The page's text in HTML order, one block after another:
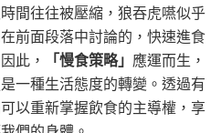
間往往被壓縮，狼吞虎嚥似乎
前面段落中討論的，快速進食
此，
「慢食策略」 應運而生，
一種生活態度的轉變。透過有
以重新掌握飲食的主導權，享